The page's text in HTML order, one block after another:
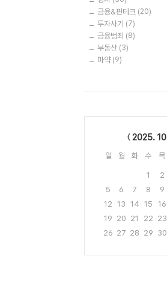
금융&핀테크 (20)
투자사기 (7)
금융범죄 (8)
부동산 (3)
마약 (9)
2025. 10
일 월 화 수 목
1 2
5
6 7 8 9
12
13 14 15 16
19 20 21 22 23
26 27 28 29 30